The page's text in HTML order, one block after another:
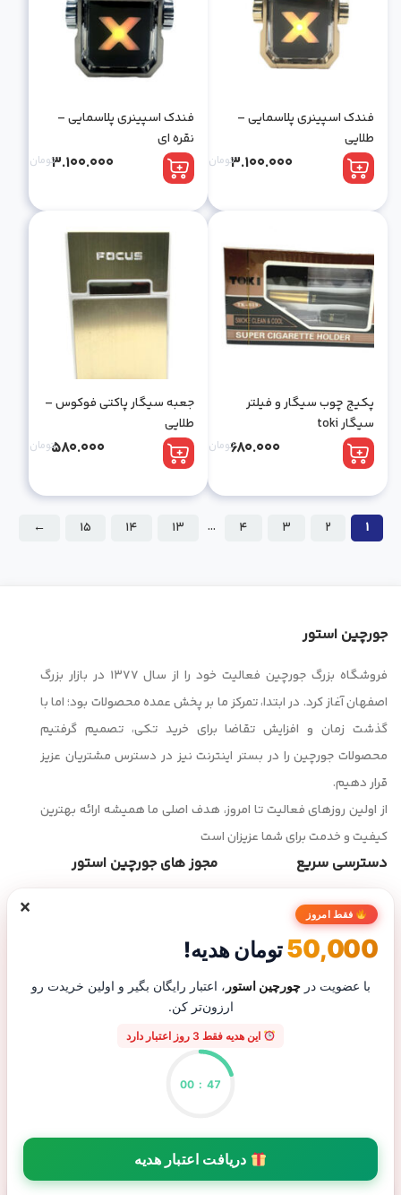
فندک اسپینری پلاسمایی –
طلایی
تومان3.100.000
فندک اسپینری پلاسمایی –
نقره ای
تومان3.100.000
پکیج چوب سیگار و فیلتر
سیگار toki
تومان680.000
جعبه سیگار پاکتی فوکوس –
طلایی
تومان580.000
1
2
3
4
…
13
14
15
←
جورچین استور
فروشگاه بزرگ جورچین فعالیت خود را از سال ۱۳۷۷ در بازار بزرگ
اصفهان آغاز کرد. در ابتدا، تمرکز ما بر پخش عمده محصولات بود؛ اما با
گذشت زمان و افزایش تقاضا برای خرید تکی، تصمیم گرفتیم
محصولات جورچین را در بستر اینترنت نیز در دسترس مشتریان عزیز
قرار دهیم.
از اولین روزهای فعالیت تا امروز، هدف اصلی ما همیشه ارائه بهترین
کیفیت و خدمت برای شما عزیزان است
دسترسی سریع
صفحه اصلی
فروشگاه
تماس با ما
درباره ما
مجوز های جورچین استور
برو به بالا
× فقط امروز
50,000تومان هدیه!
با عضویت درچورچین استور ، اعتبار رایگان بگیر و اولین خریدت رو
ارزون‌تر کن.
این هدیه فقط 3 روز اعتبار دارد
47
:
00
دریافت اعتبار هدیه